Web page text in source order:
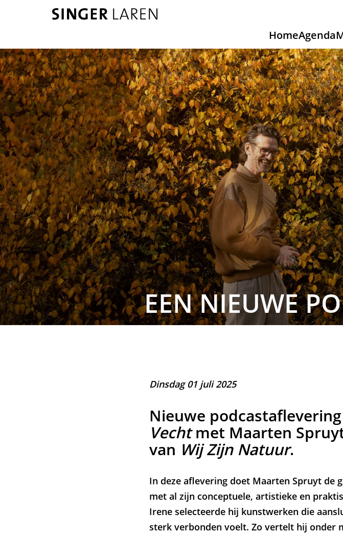
HomeAgenda
EEN NIEUWE
Dinsdag 01 juli 2025
Nieuwe
Vechtmet Maarten
van Wij Zijn Natuur.
In deze aflevering doet Maarten Spruyt de
met al zijn conceptuele, artistieke en
Irene selecteerde hij kunstwerken die
sterk verbonden voelt. Zo vertelt hij onder